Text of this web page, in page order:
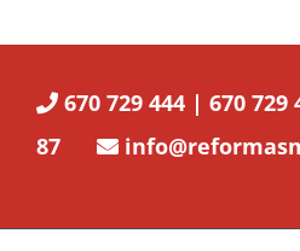
670 729 444 | 670 729
87